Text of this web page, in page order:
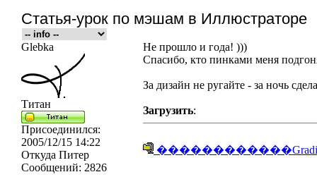
Статья-урок по мэшам в Иллюстраторе
Glebka
Титан
Присоединился:
2005/12/15 14:22
Откуда Питер
Сообщений: 2826
Не прошло и года! )))
Спасибо, кто пинками меня
За дизайн не ругайте - за ночь
Загрузить: